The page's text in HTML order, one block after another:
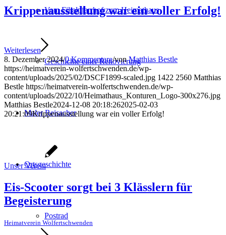
Vom Filialpfarrhof zum Heimathaus
Geschichte einer Renovierung
Maler Reisacher
Ortsgeschichte
Postrad
Krippenausstellung war ein voller Erfolg!
Weiterlesen
8. Dezember 2024/0 Kommentare/vonMatthias Bestle
https://heimatverein-wolfertschwenden.de/wp-
content/uploads/2025/02/DSCF1899-scaled.jpg 1422 2560 Matthias
Bestle https://heimatverein-wolfertschwenden.de/wp-
content/uploads/2022/10/Heimathaus_Konturen_Logo-300x276.jpg
Matthias Bestle2024-12-08 20:18:262025-02-03
20:21:09Krippenausstellung war ein voller Erfolg!
Unser Verein
Eis-Scooter sorgt bei 3 Klässlern für
Begeisterung
Heimatverein Wolfertschwenden